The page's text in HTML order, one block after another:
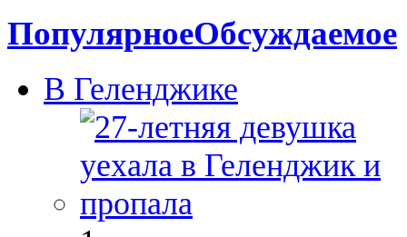
ПопулярноеОбсуждаемое
В Геленджике